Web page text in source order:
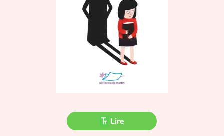
Contes d'ici et d'ailleurs
Fable, mythe, littérature et poésie
Princesses et princes, rois, reines et dragons
Ogres, monstres et sorcières
Écologie, nature, saisons
Lire